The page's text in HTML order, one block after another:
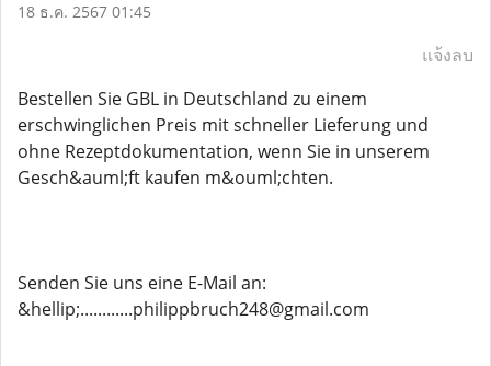
18 ธ.ค. 2567 01:45
แจ้งลบ
Bestellen Sie GBL in Deutschland zu einem
erschwinglichen Preis mit schneller Lieferung und
ohne Rezeptdokumentation, wenn Sie in unserem
Gesch&auml;ft kaufen m&ouml;chten.
Senden Sie uns eine E-Mail an:
&hellip;............philippbruch248@gmail.com